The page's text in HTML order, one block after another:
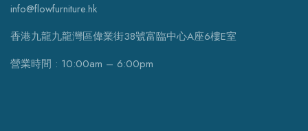
info@flowfurniture.hk
香港九龍九龍灣區偉業街38號富臨中心A座6樓E室
營業時間 : 10:00am – 6:00pm